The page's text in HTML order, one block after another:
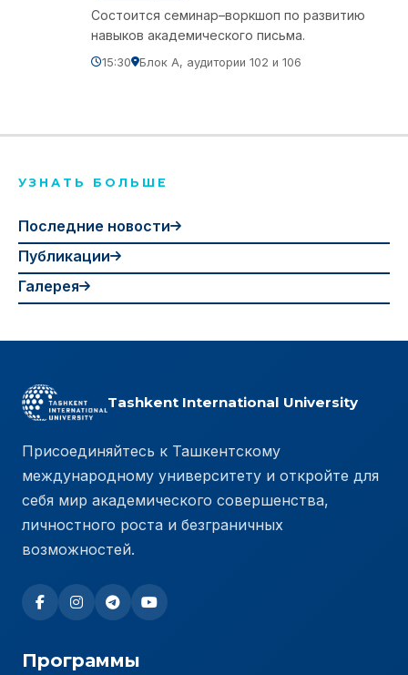
Состоится семинар–воркшоп по развитию
навыков академического письма.
15:30 Блок A, аудитории 102 и 106
УЗНАТЬ БОЛЬШЕ
Последние новости
Публикации
Галерея
Tashkent International University
Присоединяйтесь к Ташкентскому
международному университету и откройте для
себя мир академического совершенства,
личностного роста и безграничных
возможностей.
Программы